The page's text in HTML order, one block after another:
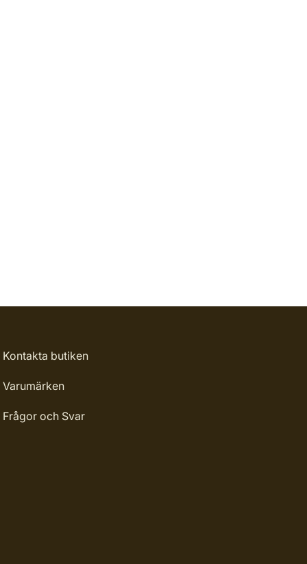
Kontakta butiken
Varumärken
Frågor och Svar